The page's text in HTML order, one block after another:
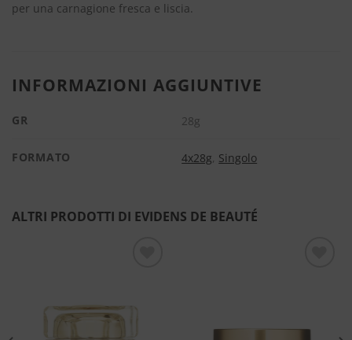
per una carnagione fresca e liscia.
INFORMAZIONI AGGIUNTIVE
GR 28g
FORMATO 4x28g, Singolo
ALTRI PRODOTTI DI EVIDENS DE BEAUTÉ